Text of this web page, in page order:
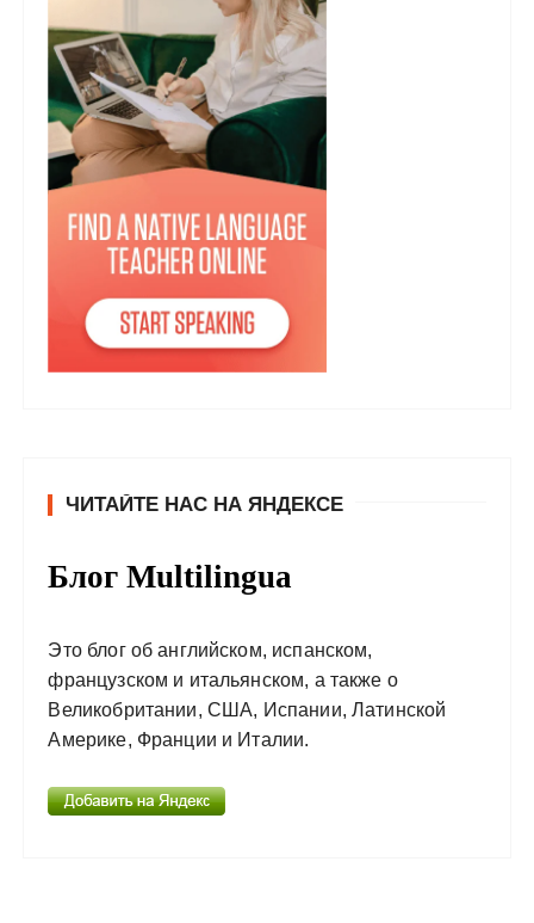
ЧИТАЙТЕ НАС НА ЯНДЕКСЕ
Блог Multilingua
Это блог об английском, испанском,
французском и итальянском, а также о
Великобритании, США, Испании, Латинской
Америке, Франции и Италии.